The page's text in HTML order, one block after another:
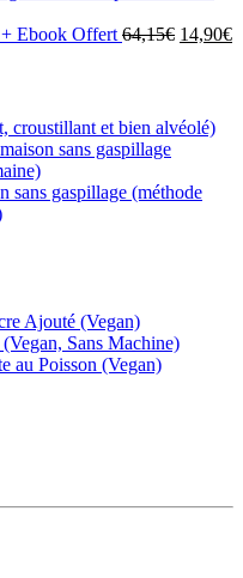
Ebook Offert 64,15€ Le
64,15€.
14,90€
croustillant et bien alvéolé)
sans gaspillage
sans gaspillage (méthode
Ajouté (Vegan)
Sans Machine)
au Poisson (Vegan)